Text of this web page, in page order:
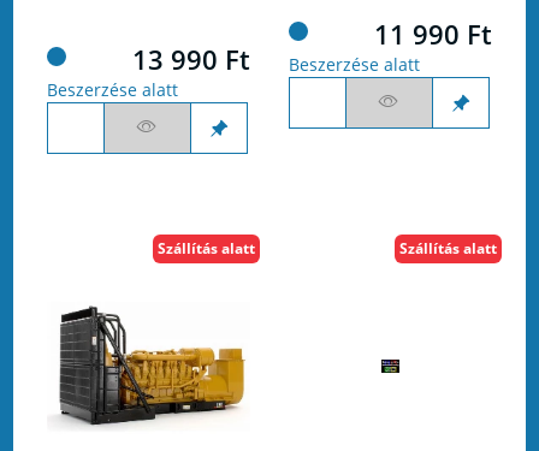
13 990 Ft
Beszerzése alatt
11 990 Ft
Beszerzése alatt
Szállítás alatt Szállítás alatt